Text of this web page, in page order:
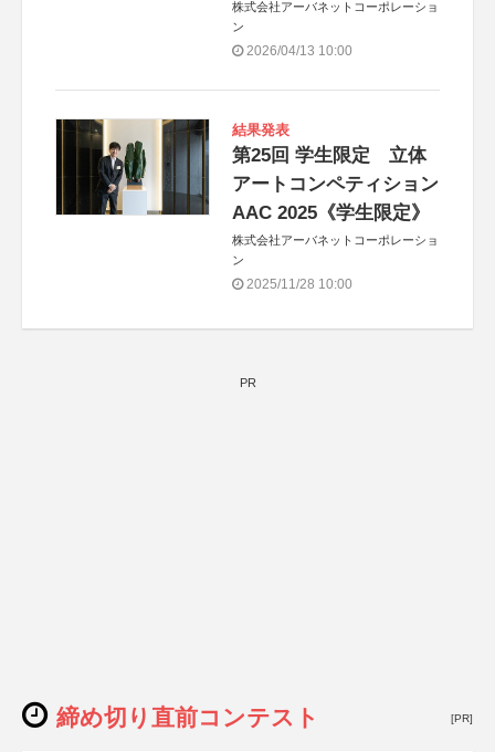
株式会社アーバネットコーポレーショ
ン
2026/04/13 10:00
結果発表
第25回 学生限定 立体
アートコンペティション
AAC 2025《学生限定》
株式会社アーバネットコーポレーショ
ン
2025/11/28 10:00
PR
締め切り直前コンテスト [PR]